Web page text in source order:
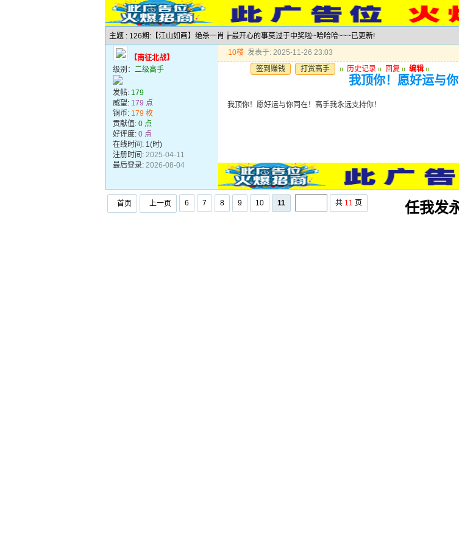
主题 : 126期:【江山如画】绝杀一肖┢最开心的事莫过于中奖啦~哈哈哈~~~已更新!
【南征北战】
级别： 二级高手
发帖: 179
威望: 179 点
铜币: 179 枚
贡献值: 0 点
好评度: 0 点
在线时间: 1(时)
注册时间: 2025-04-11
最后登录: 2026-08-04
10楼 发表于: 2025-11-26 23:03
签到赚钱
打赏高手 u 历史记录 u 回复 u 编辑 u
我顶你！愿好运与
我顶你！愿好运与你同在！高手我永远支持你！
首页 上一页 6 7 8 9 10 11 共 11 页 任我发